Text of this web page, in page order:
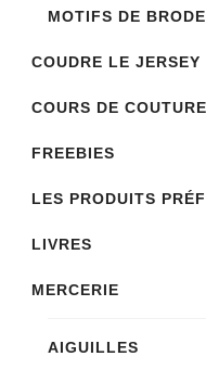
MOTIFS DE
COUDRE LE JERSEY
COURS DE COUTURE
FREEBIES
LES PRODUITS
LIVRES
MERCERIE
AIGUILLES